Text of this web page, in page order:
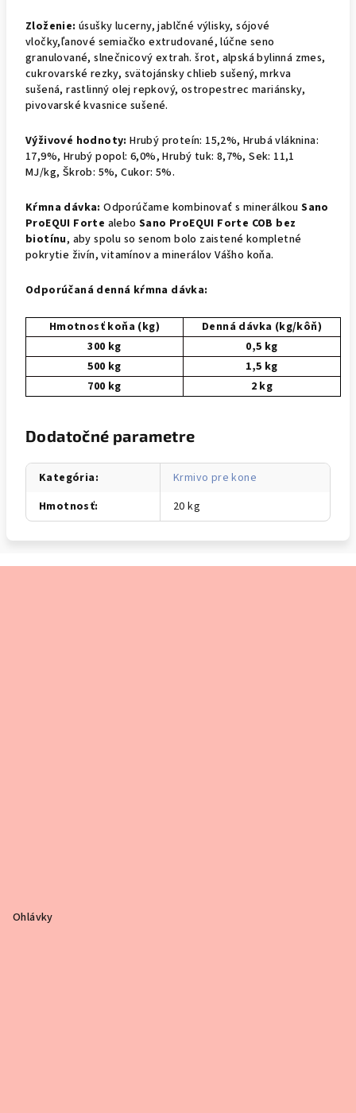
Zloženie: úsušky lucerny, jablčné výlisky, sójové
vločky,ľanové semiačko extrudované, lúčne seno
granulované, slnečnicový extrah. šrot, alpská bylinná zmes,
cukrovarské rezky, svätojánsky chlieb sušený, mrkva
sušená, rastlinný olej repkový, ostropestrec mariánsky,
pivovarské kvasnice sušené.
Výživové hodnoty:Hrubý proteín: 15,2%, Hrubá vláknina:
17,9%, Hrubý popol: 6,0%, Hrubý tuk: 8,7%, Sek: 11,1
MJ/kg, Škrob: 5%, Cukor: 5%.
Kŕmna dávka:Odporúčame kombinovať s minerálkouSano
ProEQUI Forte aleboSano ProEQUI Forte COB bez
biotínu, aby spolu so senom bolo zaistené kompletné
pokrytie živín, vitamínov a minerálov Vášho koňa.
Odporúčaná denná kŕmna dávka:
Hmotnosť koňa (kg)
Denná dávka (kg/kôň)
300 kg
0,5 kg
500 kg
1,5 kg
700 kg
2 kg
Dodatočné parametre
Kategória:
Krmivo pre kone
Hmotnosť: 20 kg
Ohlávky